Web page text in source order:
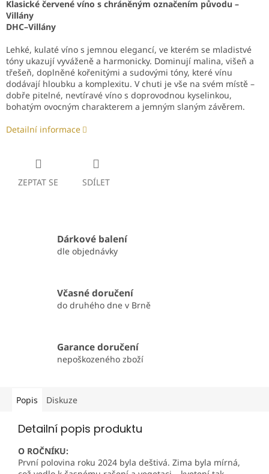
Klasické červené víno s chráněným označením původu –
Villány
DHC–Villány
Lehké, kulaté víno s jemnou elegancí, ve kterém se mladistvé
tóny ukazují vyváženě a harmonicky. Dominují malina, višeň a
třešeň, doplněné kořenitými a sudovými tóny, které vínu
dodávají hloubku a komplexitu. V chuti je vše na svém místě –
dobře pitelné, nevtíravé víno s doprovodnou kyselinkou,
bohatým ovocným charakterem a jemným slaným závěrem.
Detailní informace
ZEPTAT SE SDÍLET
Dárkové balení
dle objednávky
Včasné doručení
do druhého dne v Brně
Garance doručení
nepoškozeného zboží
Popis Diskuze
Detailní popis produktu
O ROČNÍKU:
První polovina roku 2024 byla deštivá. Zima byla mírná,